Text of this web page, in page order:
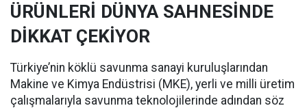
ÜRÜNLERİ DÜNYA SAHNESİNDE
DİKKAT ÇEKİYOR
Türkiye’nin köklü savunma sanayi kuruluşlarından
Makine ve Kimya Endüstrisi (MKE), yerli ve milli üretim
çalışmalarıyla savunma teknolojilerinde adından söz